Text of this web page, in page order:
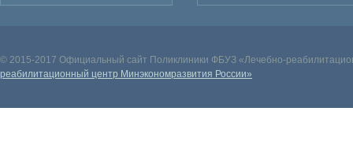
© 2015-2017 Официальный сайт Поликлиники ФБУЗ «Лечебно-
реабилитационный центр Минэкономразвития России»